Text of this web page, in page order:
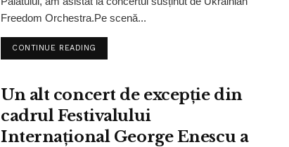
Freedom Orchestra.Pe scenă...
CONTINUE READING
Un alt concert de excepție din
cadrul Festivalului
Internațional George Enescu a